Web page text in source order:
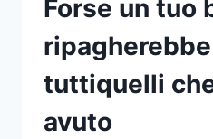
E
PERSONE
TIDIANO
Forse un tuo
tuttiquelli
avuto